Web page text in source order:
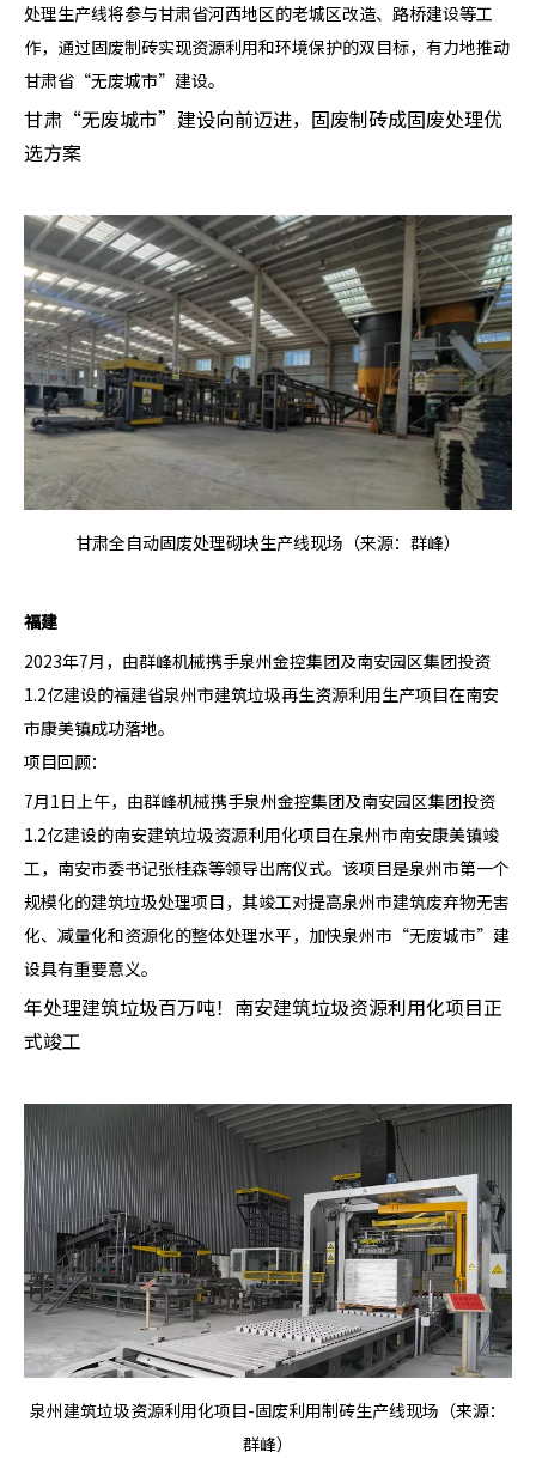
处理生产线将参与甘肃省河西地区的老城区改造、路桥建设等工
作，通过固废制砖实现资源利用和环境保护的双目标，有力地推动
甘肃省“无废城市”建设。
甘肃“无废城市”建设向前迈进，固废制砖成固废处理优
选方案
甘肃全自动固废处理砌块生产线现场（来源：群峰）
福建
2023年7月，由群峰机械携手泉州金控集团及南安园区集团投资
1.2亿建设的福建省泉州市建筑垃圾再生资源利用生产项目在南安
市康美镇成功落地。
项目回顾：
7月1日上午，由群峰机械携手泉州金控集团及南安园区集团投资
1.2亿建设的南安建筑垃圾资源利用化项目在泉州市南安康美镇竣
工，南安市委书记张桂森等领导出席仪式。该项目是泉州市第一个
规模化的建筑垃圾处理项目，其竣工对提高泉州市建筑废弃物无害
化、减量化和资源化的整体处理水平，加快泉州市“无废城市”建
设具有重要意义。
年处理建筑垃圾百万吨！南安建筑垃圾资源利用化项目正
式竣工
泉州建筑垃圾资源利用化项目-固废利用制砖生产线现场（来源：
群峰）